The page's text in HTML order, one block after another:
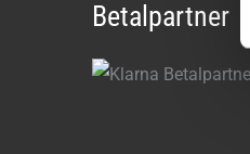
Betalpartner